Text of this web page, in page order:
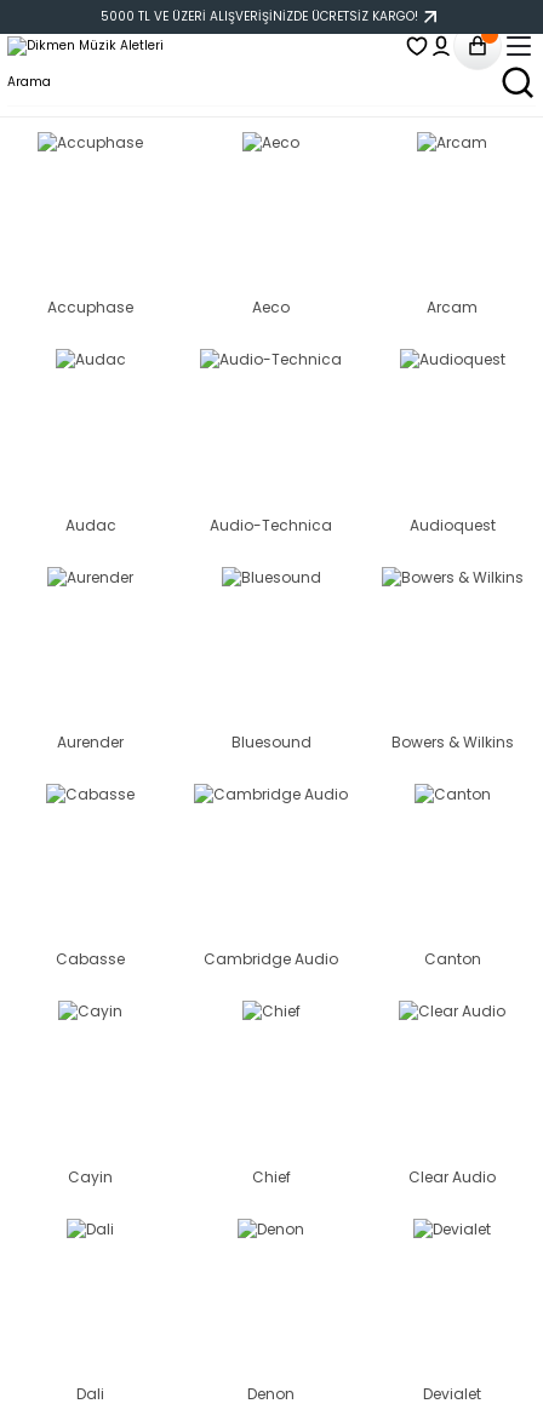
5000 TL VE ÜZERİ ALIŞVERİŞİNİZDE ÜCRETSİZ KARGO!
Accuphase Aeco Arcam
Audac Audio-Technica Audioquest
Aurender Bluesound Bowers & Wilkins
Cabasse Cambridge Audio Canton
Cayin Chief Clear Audio
Dali Denon Devialet